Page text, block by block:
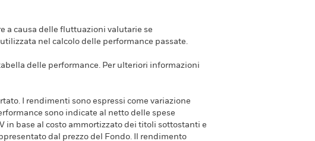
a causa delle fluttuazioni valutarie se
nel calcolo delle performance passate.
delle performance. Per ulteriori informazioni
I rendimenti sono espressi come variazione
sono indicate al netto delle spese
in base al costo ammortizzato dei titoli sottostanti e
dal prezzo del Fondo. Il rendimento